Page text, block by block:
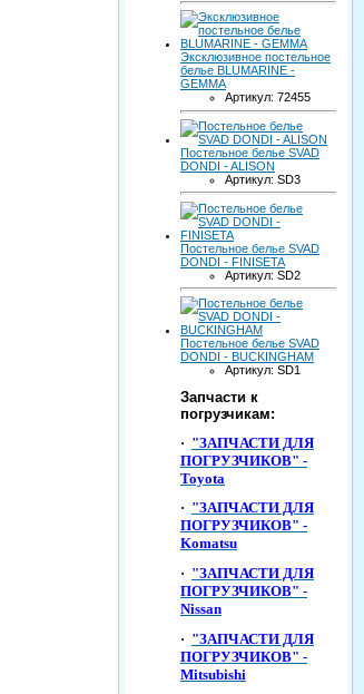
Эксклюзивное постельное
белье BLUMARINE -
GEMMA
Артикул: 72455
Постельное белье SVAD
DONDI - ALISON
Артикул: SD3
Постельное белье SVAD
DONDI - FINISETA
Артикул: SD2
Постельное белье SVAD
DONDI - BUCKINGHAM
Артикул: SD1
Запчасти к
погрузчикам:
· "ЗАПЧАСТИ ДЛЯ
ПОГРУЗЧИКОВ" -
Toyota
· "ЗАПЧАСТИ ДЛЯ
ПОГРУЗЧИКОВ" -
Komatsu
· "ЗАПЧАСТИ ДЛЯ
ПОГРУЗЧИКОВ" -
Nissan
· "ЗАПЧАСТИ ДЛЯ
ПОГРУЗЧИКОВ" -
Mitsubishi